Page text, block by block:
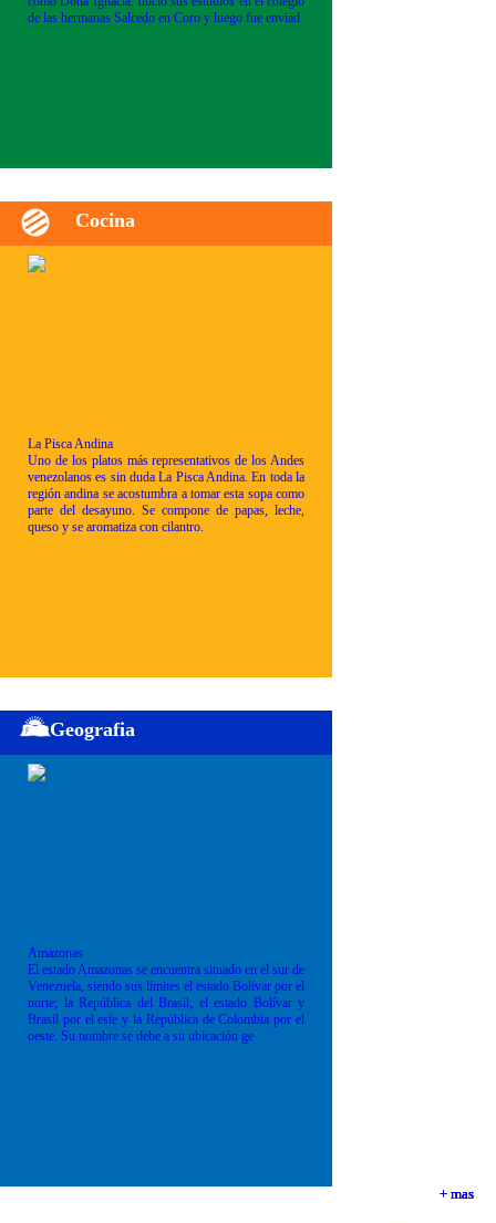
+ mas
de las hermanas Salcedo en Coro y luego fue enviad
+ mas
Cocina
La Pisca Andina
Uno de los platos más representativos de los Andes
venezolanos es sin duda La Pisca Andina. En toda la
región andina se acostumbra a tomar esta sopa como
parte del desayuno. Se compone de papas, leche,
queso y se aromatiza con cilantro.
+ mas
Geografia
Amazonas
El estado Amazonas se encuentra situado en el sur de
Venezuela, siendo sus límites el estado Bolívar por el
norte; la República del Brasil; el estado Bolívar y
Brasil por el este y la República de Colombia por el
oeste. Su nombre se debe a su ubicación ge
+ mas